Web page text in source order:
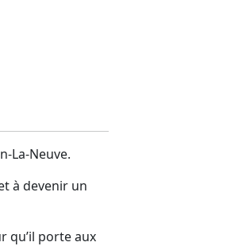
La-Neuve.
à devenir un
qu’il porte aux